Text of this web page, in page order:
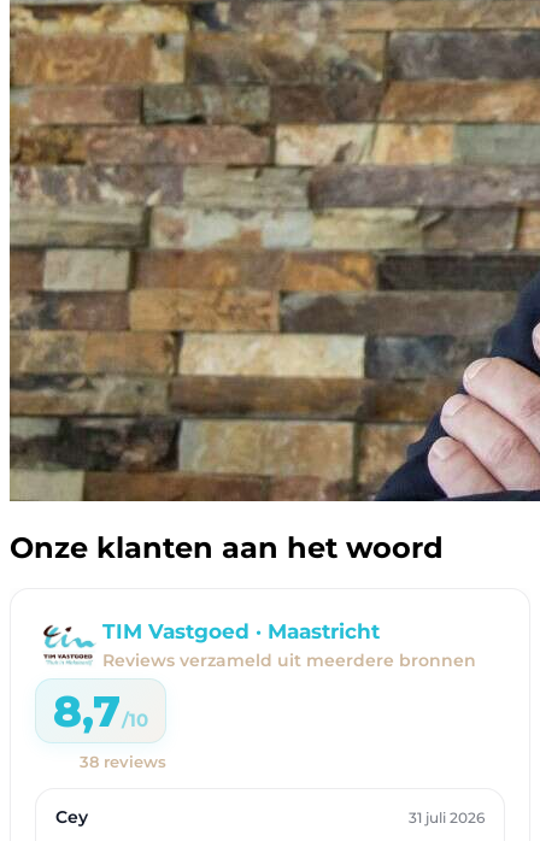
Onze klanten aan het woord